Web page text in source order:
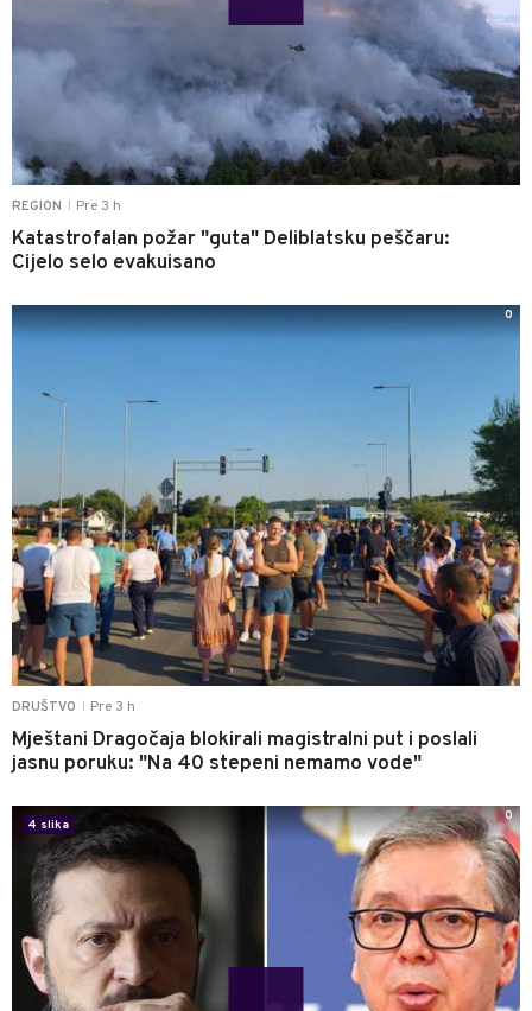
REGION Pre 3 h
Katastrofalan požar "guta" Deliblatsku peščaru:
Cijelo selo evakuisano
DRUŠTVO Pre 3 h
Mještani Dragočaja blokirali magistralni put i poslali
jasnu poruku: "Na 40 stepeni nemamo vode"
0
4 slika
0